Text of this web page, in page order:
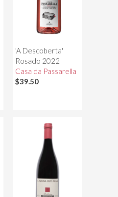
'A Descoberta'
Rosado 2022
Casa da Passarella
$39.50